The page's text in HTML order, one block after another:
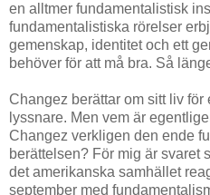
en alltmer fundamentalistisk
fundamentalistiska rörelser
gemenskap, identitet och ett
behöver för att må bra. Så
Changez berättar om sitt liv
lyssnare. Men vem är
Changez verkligen den ende
berättelsen? För mig är svaret
det amerikanska samhället
september med